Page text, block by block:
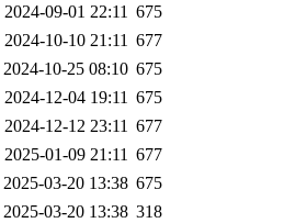
2024-09-01 22:11 675
2024-10-10 21:11 677
2024-10-25 08:10 675
2024-12-04 19:11 675
2024-12-12 23:11 677
2025-01-09 21:11 677
2025-03-20 13:38 675
2025-03-20 13:38 318